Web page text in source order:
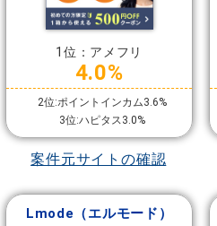
1位：アメフリ
4.0%
2位:ポイントインカム3.6%
3位:ハピタス3.0%
案件元サイトの確認
Lmode（エルモード）